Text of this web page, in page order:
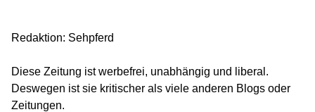
Redaktion: Sehpferd
Diese Zeitung ist werbefrei, unabhängig und liberal.
Deswegen ist sie kritischer als viele anderen Blogs oder
Zeitungen.